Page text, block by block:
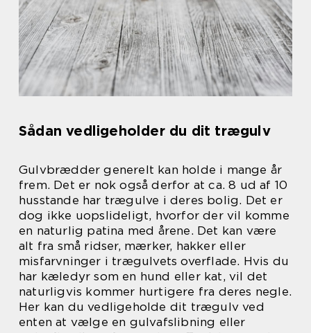
Sådan vedligeholder du dit trægulv
Gulvbrædder generelt kan holde i mange år
frem. Det er nok også derfor at ca. 8 ud af 10
husstande har trægulve i deres bolig. Det er
dog ikke uopslideligt, hvorfor der vil komme
en naturlig patina med årene. Det kan være
alt fra små ridser, mærker, hakker eller
misfarvninger i trægulvets overflade. Hvis du
har kæledyr som en hund eller kat, vil det
naturligvis kommer hurtigere fra deres negle.
Her kan du vedligeholde dit trægulv ved
enten at vælge en gulvafslibning eller